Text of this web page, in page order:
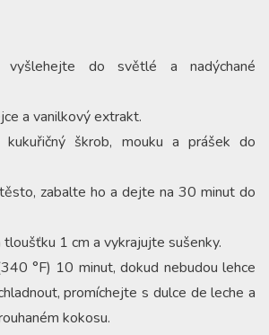
do světlé a nadýchané
a vanilkový extrakt.
kukuřičný škrob, mouku a prášek do
zabalte ho a dejte na 30 minut do
1 cm a vykrajujte sušenky.
°F) 10 minut, dokud nebudou lehce
promíchejte s dulce de leche a
kokosu.